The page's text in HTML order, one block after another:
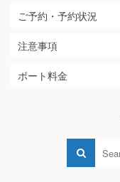
ご予約・予約状況
注意事項
ボート料金